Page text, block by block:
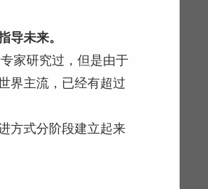
导未来。
家研究过，但是由于
界主流，已经有超过
方式分阶段建立起来